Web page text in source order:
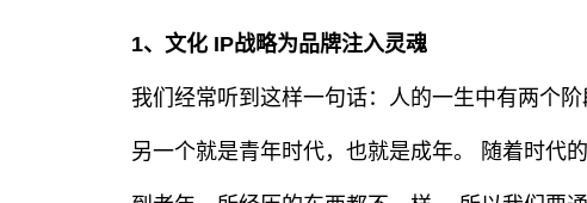
1、文化 IP战略为品牌注入灵魂
我们经常听到这样一句话：人的一生中有两个
另一个就是青年时代，也就是成年。 随着时代